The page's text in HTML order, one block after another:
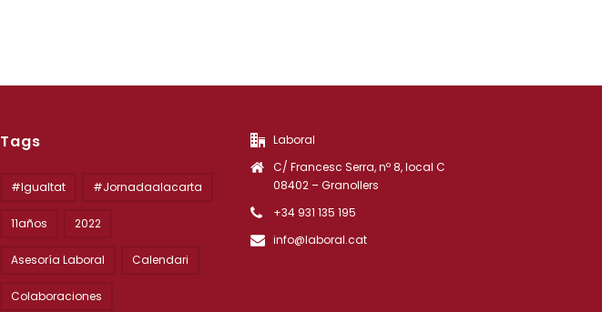
Tags
#igualtat #jornadaalacarta
11años 2022
Asesoría Laboral Calendari
Colaboraciones
Laboral
C/ Francesc Serra, nº 8, local C
08402 – Granollers
+34 931 135 195
info@laboral.cat